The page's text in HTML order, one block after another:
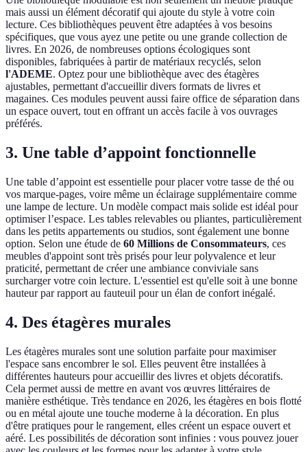
mais aussi un élément décoratif qui ajoute du style à votre coin
lecture. Ces bibliothèques peuvent être adaptées à vos besoins
spécifiques, que vous ayez une petite ou une grande collection de
livres. En 2026, de nombreuses options écologiques sont
disponibles, fabriquées à partir de matériaux recyclés, selon
l'ADEME. Optez pour une bibliothèque avec des étagères
ajustables, permettant d'accueillir divers formats de livres et
magaines. Ces modules peuvent aussi faire office de séparation dans
un espace ouvert, tout en offrant un accès facile à vos ouvrages
préférés.
3. Une table d’appoint fonctionnelle
Une table d’appoint est essentielle pour placer votre tasse de thé ou
vos marque-pages, voire même un éclairage supplémentaire comme
une lampe de lecture. Un modèle compact mais solide est idéal pour
optimiser l’espace. Les tables relevables ou pliantes, particulièrement
dans les petits appartements ou studios, sont également une bonne
option. Selon une étude de 60 Millions de Consommateurs, ces
meubles d'appoint sont très prisés pour leur polyvalence et leur
praticité, permettant de créer une ambiance conviviale sans
surcharger votre coin lecture. L'essentiel est qu'elle soit à une bonne
hauteur par rapport au fauteuil pour un élan de confort inégalé.
4. Des étagères murales
Les étagères murales sont une solution parfaite pour maximiser
l'espace sans encombrer le sol. Elles peuvent être installées à
différentes hauteurs pour accueillir des livres et objets décoratifs.
Cela permet aussi de mettre en avant vos œuvres littéraires de
manière esthétique. Très tendance en 2026, les étagères en bois flotté
ou en métal ajoute une touche moderne à la décoration. En plus
d'être pratiques pour le rangement, elles créent un espace ouvert et
aéré. Les possibilités de décoration sont infinies : vous pouvez jouer